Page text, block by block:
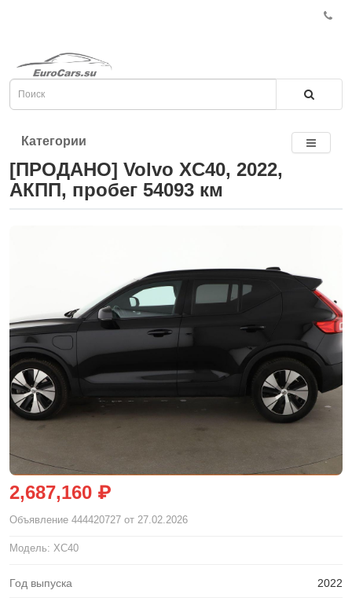
Категории
[ПРОДАНО] Volvo XC40, 2022,
АКПП, пробег 54093 км
2,687,160 ₽
Объявление 444420727 от 27.02.2026
Модель: XC40
Год выпуска 2022